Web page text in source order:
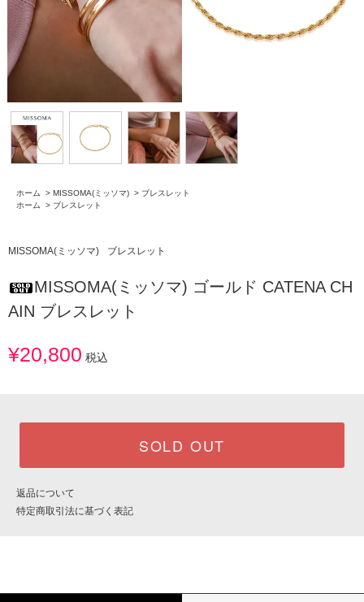
ホーム > MISSOMA(ミッソマ) > ブレスレット
ホーム
> ブレスレット
MISSOMA(ミッソマ) ブレスレット
MISSOMA(ミッソマ) ゴールド CATENA CH
AIN ブレスレット
¥20,800 税込
SOLD OUT
返品について
特定商取引法に基づく表記